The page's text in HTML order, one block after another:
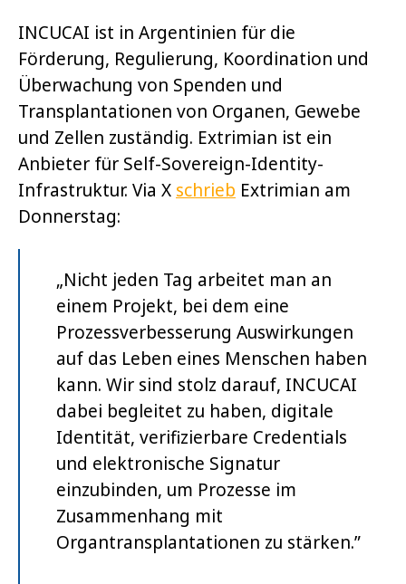
INCUCAI ist in Argentinien für die
Förderung, Regulierung, Koordination und
Überwachung von Spenden und
Transplantationen von Organen, Gewebe
und Zellen zuständig. Extrimian ist ein
Anbieter für Self-Sovereign-Identity-
Infrastruktur. Via X schrieb Extrimian am
Donnerstag:
„Nicht jeden Tag arbeitet man an
einem Projekt, bei dem eine
Prozessverbesserung Auswirkungen
auf das Leben eines Menschen haben
kann. Wir sind stolz darauf, INCUCAI
dabei begleitet zu haben, digitale
Identität, verifizierbare Credentials
und elektronische Signatur
einzubinden, um Prozesse im
Zusammenhang mit
Organtransplantationen zu stärken.”